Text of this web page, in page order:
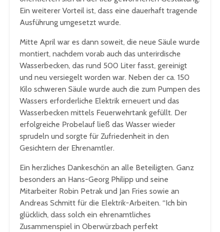
Ein weiterer Vorteil ist, dass eine dauerhaft tragende
Ausführung umgesetzt wurde.
Mitte April war es dann soweit, die neue Säule wurde
montiert, nachdem vorab auch das unterirdische
Wasserbecken, das rund 500 Liter fasst, gereinigt
und neu versiegelt worden war. Neben der ca. 150
Kilo schweren Säule wurde auch die zum Pumpen des
Wassers erforderliche Elektrik erneuert und das
Wasserbecken mittels Feuerwehrtank gefüllt. Der
erfolgreiche Probelauf ließ das Wasser wieder
sprudeln und sorgte für Zufriedenheit in den
Gesichtern der Ehrenamtler.
Ein herzliches Dankeschön an alle Beteiligten. Ganz
besonders an Hans-Georg Philipp und seine
Mitarbeiter Robin Petrak und Jan Fries sowie an
Andreas Schmitt für die Elektrik-Arbeiten. “Ich bin
glücklich, dass solch ein ehrenamtliches
Zusammenspiel in Oberwürzbach perfekt